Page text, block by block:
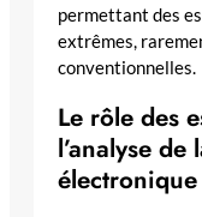
permettant des
extrêmes,
conventionnelles.
Le rôle des
l’analyse de
électronique